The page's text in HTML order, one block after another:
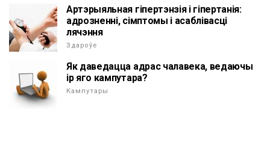
Артэрыяльная гіпертэнзія і гіпертанія:
адрозненні, сімптомы і асаблівасці
лячэння
Здароўе
Як даведацца адрас чалавека, ведаючы
ip яго кампутара?
Кампутары